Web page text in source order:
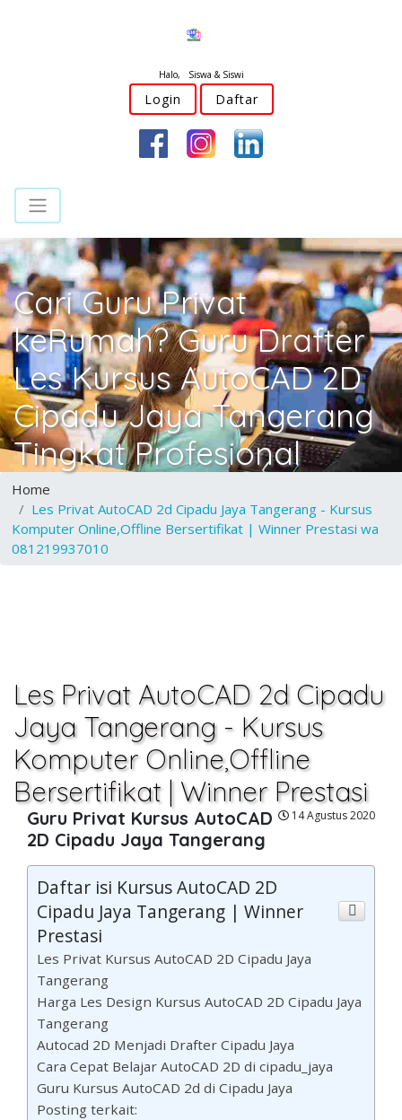
Halo, Siswa & Siswi
Login Daftar
Cari Guru Privat
keRumah? Guru Drafter
Les Kursus AutoCAD 2D
Cipadu Jaya Tangerang
Tingkat Profesional
Home
Les Privat AutoCAD 2d Cipadu Jaya Tangerang - Kursus
Komputer Online,Offline Bersertifikat | Winner Prestasi wa
081219937010
Les Privat AutoCAD 2d Cipadu
Jaya Tangerang - Kursus
Komputer Online,Offline
Bersertifikat | Winner Prestasi
14 Agustus 2020
Guru Privat Kursus AutoCAD
2D Cipadu Jaya Tangerang
Daftar isi Kursus AutoCAD 2D
Cipadu Jaya Tangerang | Winner
Prestasi
Les Privat Kursus AutoCAD 2D Cipadu Jaya
Tangerang
Harga Les Design Kursus AutoCAD 2D Cipadu Jaya
Tangerang
Autocad 2D Menjadi Drafter Cipadu Jaya
Cara Cepat Belajar AutoCAD 2D di cipadu_jaya
Guru Kursus AutoCAD 2d di Cipadu Jaya
Posting terkait: